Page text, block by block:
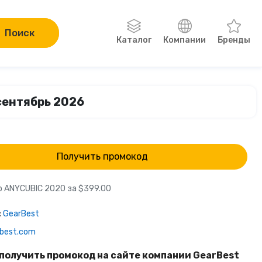
Каталог
Компьютеры и электроника
Компании Бренды
Поиск
2026
Получить промокод
ANYCUBIC 2020 за $399.00
GearBest
промокод на сайте компании GearBest